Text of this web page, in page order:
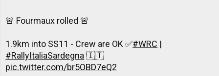
🚨 Fourmaux rolled 🚨
1.9km into SS11 - Crew are OK ✅#WRC |
#RallyItaliaSardegna 🇮🇹
pic.twitter.com/br5OBD7eQ2